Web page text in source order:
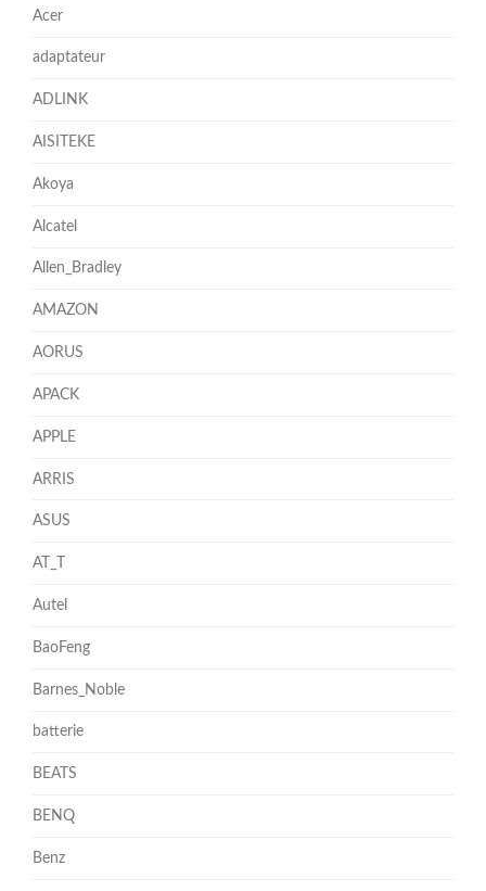
Acer
adaptateur
ADLINK
AISITEKE
Akoya
Alcatel
Allen_Bradley
AMAZON
AORUS
APACK
APPLE
ARRIS
ASUS
AT_T
Autel
BaoFeng
Barnes_Noble
batterie
BEATS
BENQ
Benz